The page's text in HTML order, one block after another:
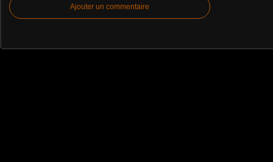
Ajouter un commentaire